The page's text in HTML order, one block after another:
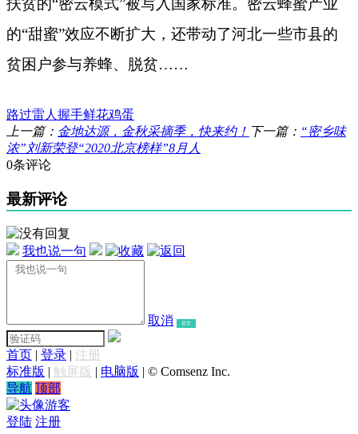
扶贫的“密云模式”被写入国家标准。密云蜂蜜产业
的“甜蜜”效应不断扩大，还带动了河北一些市县的
贫困户参与养蜂、脱贫……
路过雷人 握手鲜花鸡蛋
上一篇： 金地达源，金秋采摘季，快来约！ 下一篇： “密乡味
浓”刘新荣登“2020北京榜样”8月人
0条评论
最新评论
我也说一句
取消 提交
首页 | 登录 | 注册
标准版 | 触屏版 | 电脑版 | © Comsenz Inc.
导航 顶部
游客
登陆 注册